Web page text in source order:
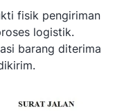
fisik pengiriman
logistik.
barang diterima